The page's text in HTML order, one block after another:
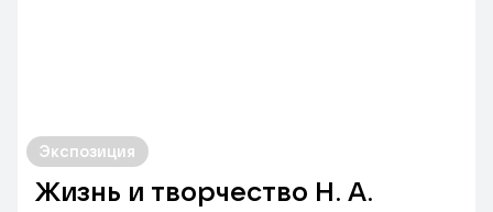
Экспозиция
Жизнь и творчество Н. А.